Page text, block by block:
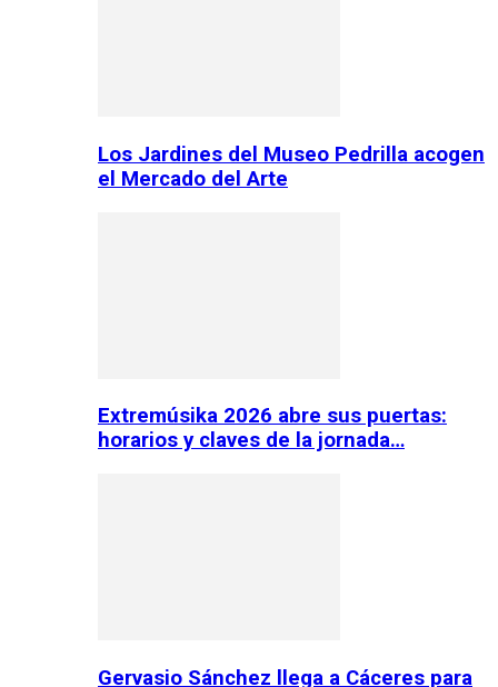
Los Jardines del Museo Pedrilla acogen
el Mercado del Arte
Extremúsika 2026 abre sus puertas:
horarios y claves de la jornada…
Gervasio Sánchez llega a Cáceres para